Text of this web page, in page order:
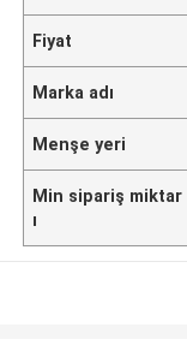
Fiyat
Marka adı
Menşe yeri
Min sipariş miktar
ı